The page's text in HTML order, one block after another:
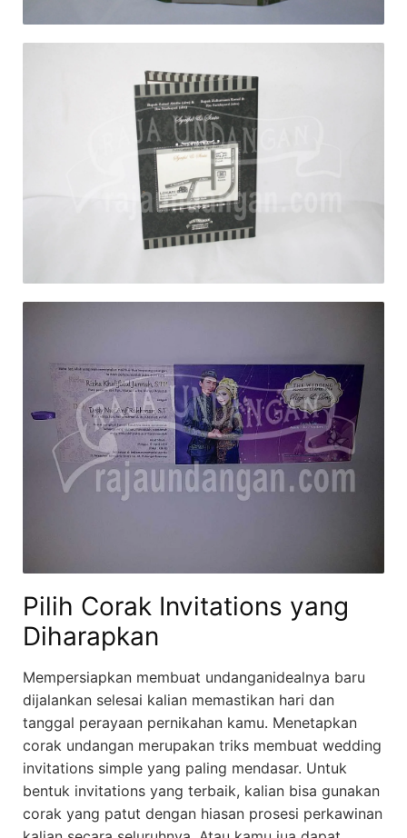
Pilih Corak Invitations yang
Diharapkan
Mempersiapkan membuat undanganidealnya baru
dijalankan selesai kalian memastikan hari dan
tanggal perayaan pernikahan kamu. Menetapkan
corak undangan merupakan triks membuat wedding
invitations simple yang paling mendasar. Untuk
bentuk invitations yang terbaik, kalian bisa gunakan
corak yang patut dengan hiasan prosesi perkawinan